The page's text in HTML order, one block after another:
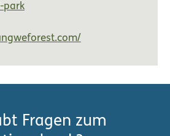
park
Fragen zum